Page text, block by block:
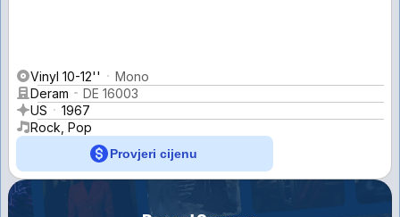
Vinyl 10-12''
Mono
Deram
DE 16003
US
1967
Rock, Pop
Provjeri cijenu